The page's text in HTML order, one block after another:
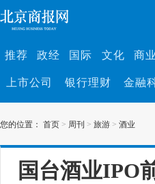
推荐 政经 国际 文化 商业
上市公司 银行理财 金融
您的位置： 首页 > 周刊 > 旅游 > 酒业
国台酒业IPO